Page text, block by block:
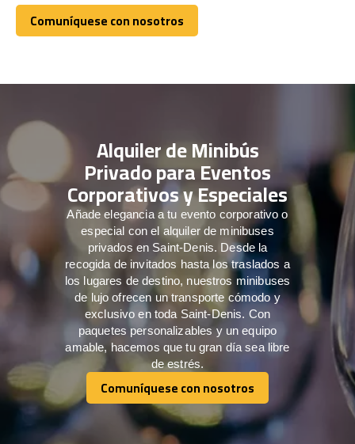
Comuníquese con nosotros
Comuníquese con nosotros
Alquiler de Minibús
Privado para Eventos
Corporativos y Especiales
Añade elegancia a tu evento corporativo o
especial con el alquiler de minibuses
privados en Saint-Denis. Desde la
recogida de invitados hasta los traslados a
los lugares de destino, nuestros minibuses
de lujo ofrecen un transporte cómodo y
exclusivo en toda Saint-Denis. Con
paquetes personalizables y un equipo
amable, hacemos que tu gran día sea libre
de estrés.
Comuníquese con nosotros
Comuníquese con nosotros